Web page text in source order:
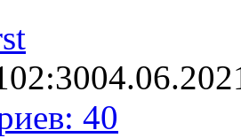
02:30
40